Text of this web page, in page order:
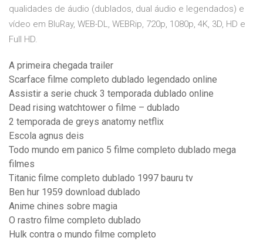
qualidades de áudio (dublados, dual áudio e legendados) e
vídeo em BluRay, WEB-DL, WEBRip, 720p, 1080p, 4K, 3D, HD e
Full HD.
A primeira chegada trailer
Scarface filme completo dublado legendado online
Assistir a serie chuck 3 temporada dublado online
Dead rising watchtower o filme – dublado
2 temporada de greys anatomy netflix
Escola agnus deis
Todo mundo em panico 5 filme completo dublado mega
filmes
Titanic filme completo dublado 1997 bauru tv
Ben hur 1959 download dublado
Anime chines sobre magia
O rastro filme completo dublado
Hulk contra o mundo filme completo